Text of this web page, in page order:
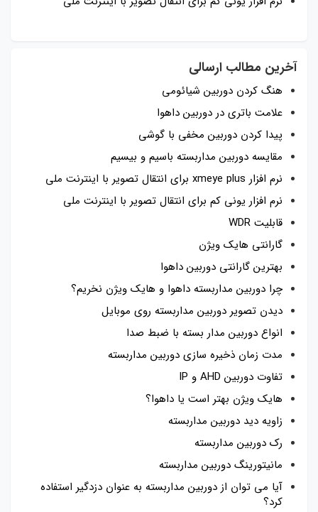
آخرین مطالب ارسالی
هنگ کردن دوربین شیائومی
علامت باتری در دوربین داهوا
پیدا کردن دوربین مخفی با گوشی
مقایسه دوربین مداربسته باسیم و بیسیم
نرم افزار xmeye plus برای انتقال تصویر با اینترنت ملی
نرم افزار یونی کم برای انتقال تصویر با اینترنت ملی
قابلیت WDR
گارانتی هایک ویژن
بهترین گارانتی دوربین داهوا
چرا دوربین مداربسته داهوا و هایک ویژن نخریم؟
دیدن تصویر دوربین مداربسته روی موبایل
انواع دوربین مدار بسته با ضبط صدا
مدت زمان ذخیره سازی دوربین مداربسته
تفاوت دوربین AHD و IP
هایک ویژن بهتر است یا داهوا؟
زاویه دید دوربین مداربسته
رک دوربین مداربسته
مانیتورینگ دوربین مداربسته
آیا می توان از دوربین مداربسته به عنوان دزدگیر استفاده
کرد؟